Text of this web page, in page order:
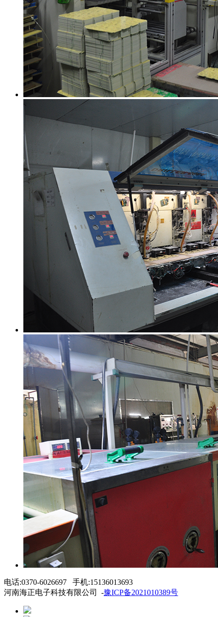
电话:0370-6026697 手机:15136013693
河南海正电子科技有限公司 -豫ICP备2021010389号